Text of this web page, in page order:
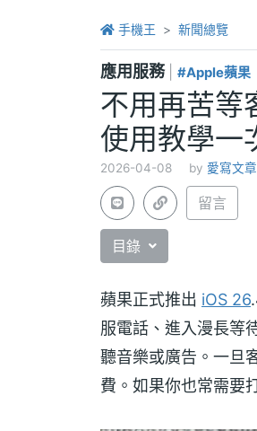
手機王 新聞總覽
應用服務 #Apple蘋果
不用再苦等
使用教學一
2026-04-08 by 愛寫文
留言
目錄
蘋果正式推出 iOS 26
服電話、進入漫長等
聽音樂或廣告。一旦
費。如果你也常需要